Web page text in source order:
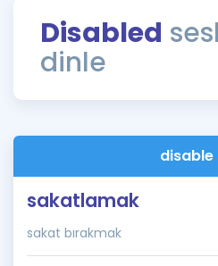
Rehberlik Aracı
ÖSYM Sınav Takvimi
İngilizce Gramer
Disabled
dinle
sakatlamak
sakat bırakmak